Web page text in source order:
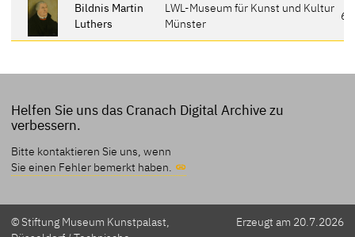
Bildnis Martin
Luthers
LWL-Museum für Kunst und Kultur
Münster
62
Helfen Sie uns das Cranach Digital Archive zu
verbessern.
Bitte kontaktieren Sie uns, wenn
Sie einen Fehler bemerkt haben.
© Stiftung Museum Kunstpalast,
Erzeugt am 20.7.2026